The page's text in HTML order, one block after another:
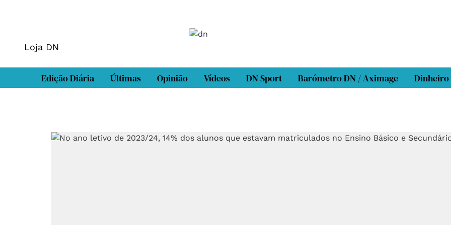
Loja DN
Edição Diária Últimas Opinião Vídeos DN Sport Barómetro DN / Aximage Dinheiro